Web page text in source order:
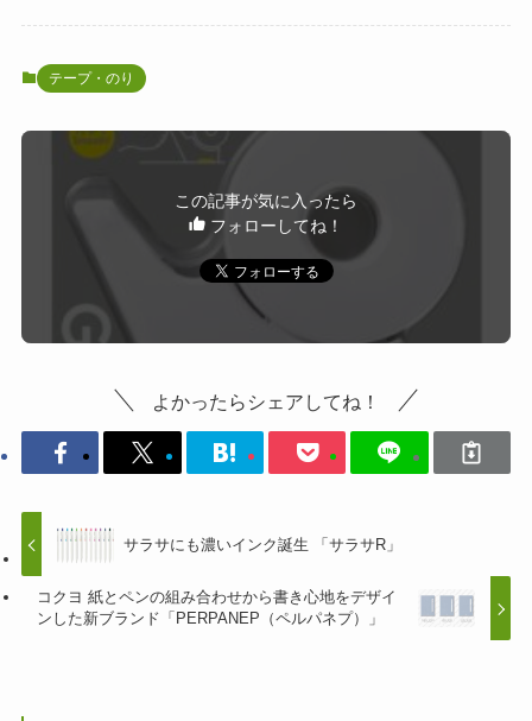
テープ・のり
この記事が気に入ったら
フォローしてね！
よかったらシェアしてね！
サラサにも濃いインク誕生 「サラサR」
コクヨ 紙とペンの組み合わせから書き心地をデザイ
ンした新ブランド「PERPANEP（ペルパネプ）」